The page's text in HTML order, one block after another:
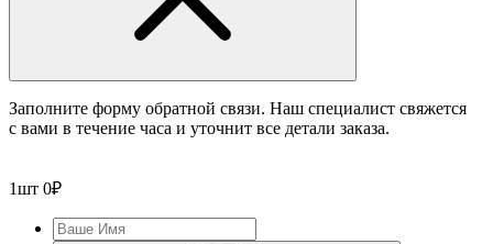
Заполните форму обратной связи. Наш специалист свяжется
с вами в течение часа и уточнит все детали заказа.
1шт 0₽